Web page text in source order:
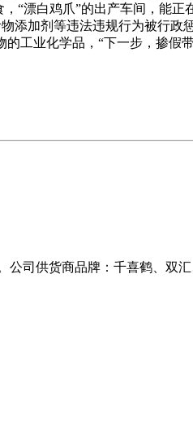
“漂白鸡爪”的出产车间，能
添加剂等违法违规行为被行政
工业化学品，“下一步，掺假
公司供货商品牌：千喜鹤、双